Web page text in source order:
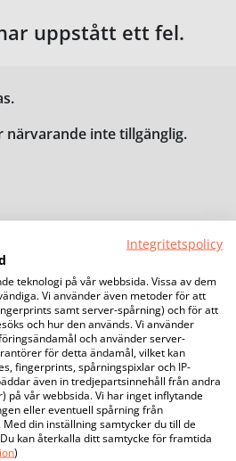
uppstått ett fel.
närvarande inte tillgänglig.
Integritetspolicy
teknologi på vår webbsida. Vissa av dem
Vi använder även metoder för att
samt server-spårning) och för att
och hur den används. Vi använder
och använder server-
för detta ändamål, vilket kan
fingerprints, spårningspixlar och IP-
även in tredjepartsinnehåll från andra
på vår webbsida. Vi har inget inflytande
eller eventuell spårning från
din inställning samtycker du till de
kan återkalla ditt samtycke för framtida
)